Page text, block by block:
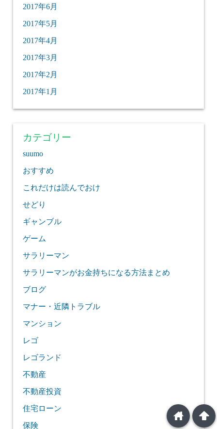
2017年6月
2017年5月
2017年4月
2017年3月
2017年2月
2017年1月
カテゴリー
suumo
おすすめ
これだけは読んでおけ
せどり
ギャンブル
ゲーム
サラリーマン
サラリーマンがお金持ちになる方法まとめ
ブログ
マナー・近隣トラブル
マンション
レゴ
レゴランド
不動産
不動産投資
住宅ローン
保険
arrowup
home